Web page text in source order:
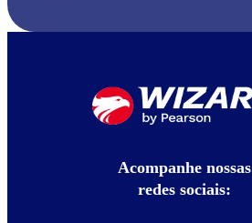
Acompanhe nossas
redes sociais: